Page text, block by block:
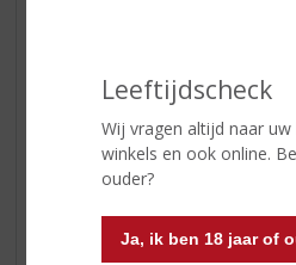
Leeftijdscheck
Wij vragen altijd naar
winkels en ook online.
ouder?
Ja, ik ben 18 jaar of
KANT EN KLAAR
GLASWERK
GESCHENKVERPAKKING
(RELATIE)GESCHENKEN
ALCOHOLVRIJE DRANKEN